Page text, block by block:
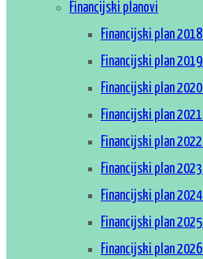
Financijski planovi
Financijski plan
Financijski plan
Financijski plan
Financijski plan
Financijski plan
Financijski plan
Financijski plan
Financijski plan
Financijski plan